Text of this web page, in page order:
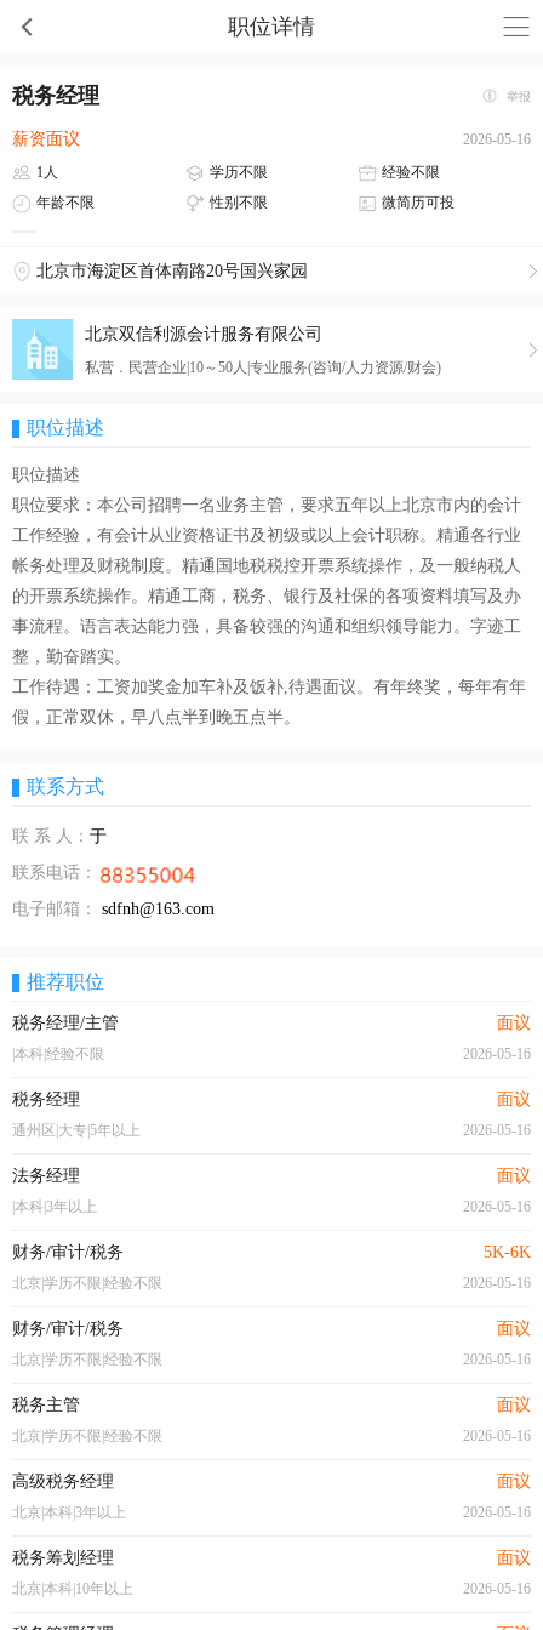
职位详情
税务经理 举报
薪资面议
2026-05-16
1人
学历不限
经验不限
年龄不限
性别不限 微简历可投
北京市海淀区首体南路20号国兴家园
北京双信利源会计服务有限公司
私营．民营企业|10～50人|专业服务(咨询/人力资源/财会)
职位描述
职位描述
职位要求：本公司招聘一名业务主管，要求五年以上北京市内的会计
工作经验，有会计从业资格证书及初级或以上会计职称。精通各行业
帐务处理及财税制度。精通国地税税控开票系统操作，及一般纳税人
的开票系统操作。精通工商，税务、银行及社保的各项资料填写及办
事流程。语言表达能力强，具备较强的沟通和组织领导能力。字迹工
整，勤奋踏实。
工作待遇：工资加奖金加车补及饭补,待遇面议。有年终奖，每年有年
假，正常双休，早八点半到晚五点半。
联系方式
联 系 人： 于
联系电话：
电子邮箱：
sdfnh@163.com
推荐职位
税务经理/主管 面议
|本科|经验不限 2026-05-16
税务经理 面议
通州区|大专|5年以上 2026-05-16
法务经理 面议
|本科|3年以上 2026-05-16
财务/审计/税务 5K-6K
北京|学历不限|经验不限 2026-05-16
财务/审计/税务 面议
北京|学历不限|经验不限 2026-05-16
税务主管 面议
北京|学历不限|经验不限 2026-05-16
高级税务经理 面议
北京|本科|3年以上 2026-05-16
税务筹划经理 面议
北京|本科|10年以上 2026-05-16